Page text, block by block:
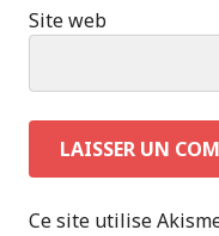
Site web
Ce site utilise